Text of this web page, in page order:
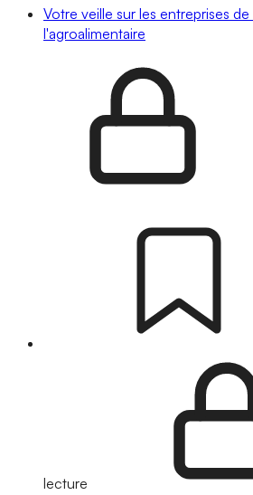
Votre veille sur les entreprises
l'agroalimentaire
lecture